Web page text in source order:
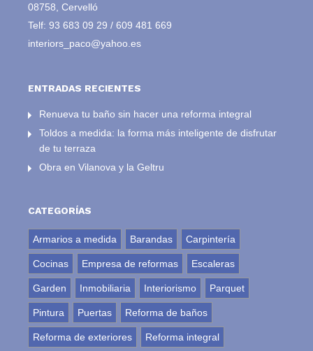
08758, Cervelló
Telf: 93 683 09 29 / 609 481 669
interiors_paco@yahoo.es
ENTRADAS RECIENTES
Renueva tu baño sin hacer una reforma integral
Toldos a medida: la forma más inteligente de disfrutar
de tu terraza
Obra en Vilanova y la Geltru
CATEGORÍAS
Armarios a medida Barandas Carpintería
Cocinas Empresa de reformas Escaleras
Garden Inmobiliaria Interiorismo Parquet
Pintura Puertas Reforma de baños
Reforma de exteriores Reforma integral